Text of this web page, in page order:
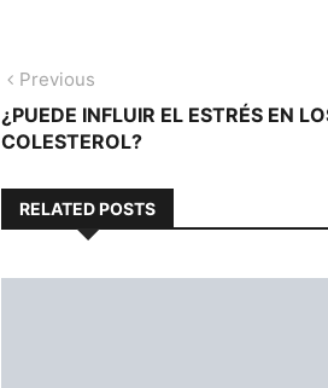
Navegación
de
Previous
post:
¿PUEDE INFLUIR EL ESTRÉS EN
COLESTEROL?
RELATED POSTS